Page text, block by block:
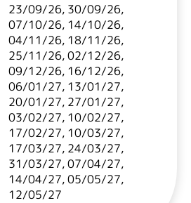
23/09/26, 30/09/26,
07/10/26, 14/10/26,
04/11/26, 18/11/26,
25/11/26, 02/12/26,
09/12/26, 16/12/26,
06/01/27, 13/01/27,
20/01/27, 27/01/27,
03/02/27, 10/02/27,
17/02/27, 10/03/27,
17/03/27, 24/03/27,
31/03/27, 07/04/27,
14/04/27, 05/05/27,
12/05/27